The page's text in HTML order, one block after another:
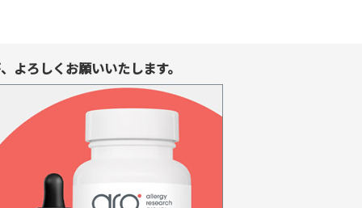
ろしくお願いいたします。